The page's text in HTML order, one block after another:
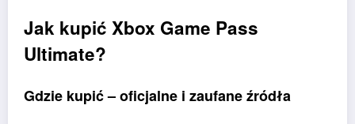
Jak kupić Xbox Game Pass
Ultimate?
Gdzie kupić – oficjalne i zaufane źródła